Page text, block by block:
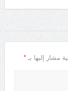
مشار إليها بـ *